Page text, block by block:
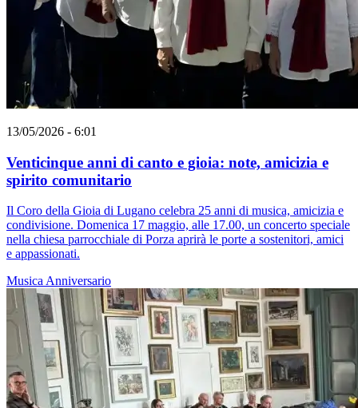
13/05/2026 - 6:01
Venticinque anni di canto e gioia: note, amicizia e
spirito comunitario
Il Coro della Gioia di Lugano celebra 25 anni di musica, amicizia e
condivisione. Domenica 17 maggio, alle 17.00, un concerto speciale
nella chiesa parrocchiale di Porza aprirà le porte a sostenitori, amici
e appassionati.
MusicaAnniversario